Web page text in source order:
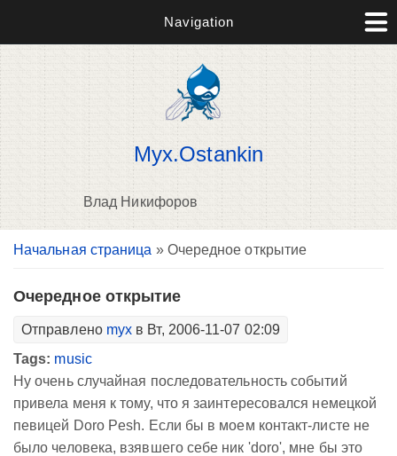
Navigation
Myx.Ostankin
Влад Никифоров
Вы здесь
Начальная страница » Очередное открытие
Очередное открытие
Отправлено myx в Вт, 2006-11-07 02:09
Tags: music
Ну очень случайная последовательность событий
привела меня к тому, что я заинтересовался немецкой
певицей Doro Pesh. Если бы в моем контакт-листе не
было человека, взявшего себе ник 'doro', мне бы это